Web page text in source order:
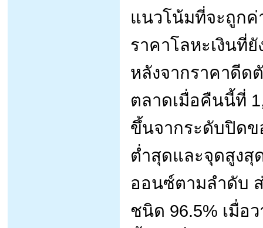
แนวโน้มที่จะถูกค่
ราคาโลหะเงินที่
หลังจากราคาดีด
ตลาดเมื่อคืนนี้ที่
ขึ้นจากระดับปิดข
ต่ำสุดและจุดสูงสุ
ออนซ์ตามลำดับ
ชนิด 96.5% เมื่อ